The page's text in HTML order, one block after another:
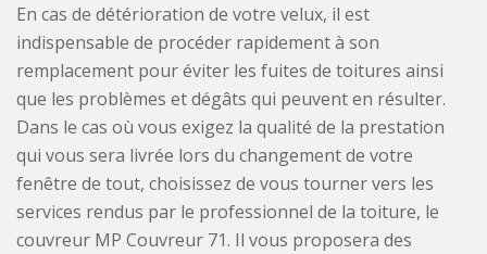
En cas de détérioration de votre velux, il est
indispensable de procéder rapidement à son
remplacement pour éviter les fuites de toitures ainsi
que les problèmes et dégâts qui peuvent en résulter.
Dans le cas où vous exigez la qualité de la prestation
qui vous sera livrée lors du changement de votre
fenêtre de tout, choisissez de vous tourner vers les
services rendus par le professionnel de la toiture, le
couvreur MP Couvreur 71. Il vous proposera des